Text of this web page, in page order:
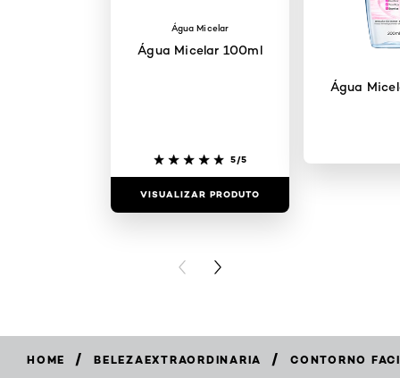
Água Micelar
Água Micelar 100ml
5/5
VISUALIZAR PRODUTO
Água
PREVIOUS CARD
NEXT CARD
HOME / BELEZAEXTRAORDINARIA / CONTORNO